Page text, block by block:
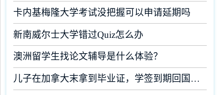
卡内基梅隆大学考试没把握可以申请延期吗
新南威尔士大学错过Quiz怎么办
澳洲留学生找论文辅导是什么体验？
儿子在加拿大末拿到毕业证，学签到期回国了有办法补救吗